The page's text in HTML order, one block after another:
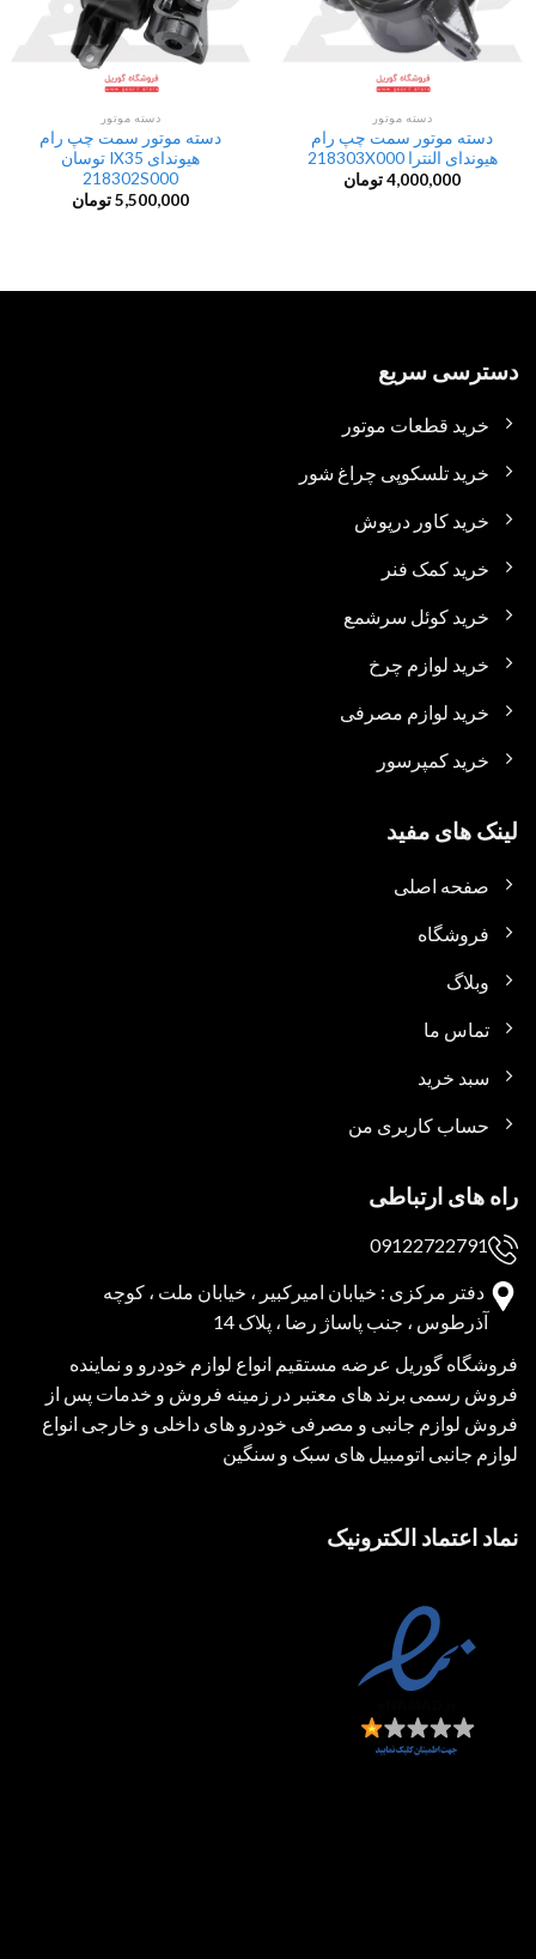
دسته موتور
دسته موتور سمت چپ رام
هیوندای النترا 218303X000
4,000,000تومان
دسته موتور
دسته موتور سمت چپ رام
هیوندای IX35 توسان
218302S000
5,500,000تومان
دسترسی سریع
خرید قطعات موتور
خرید تلسکوپی چراغ شور
خرید کاور درپوش
خرید کمک فنر
خرید کوئل سرشمع
خرید لوازم چرخ
خرید لوازم مصرفی
خرید کمپرسور
لینک های مفید
صفحه اصلی
فروشگاه
وبلاگ
تماس ما
سبد خرید
حساب کاربری من
راه های ارتباطی
09122722791
دفتر مرکزی : خیابان امیرکبیر ، خیابان ملت ، کوچه
آذرطوس ، جنب پاساژ رضا ، پلاک 14
فروشگاه گوریل عرضه مستقیم انواع لوازم خودرو و نماینده
فروش رسمی برند های معتبر در زمینه فروش و خدمات پس از
فروش لوازم جانبی و مصرفی خودرو های داخلی و خارجی انواع
لوازم جانبی اتومبیل های سبک و سنگین
نماد اعتماد الکترونیک